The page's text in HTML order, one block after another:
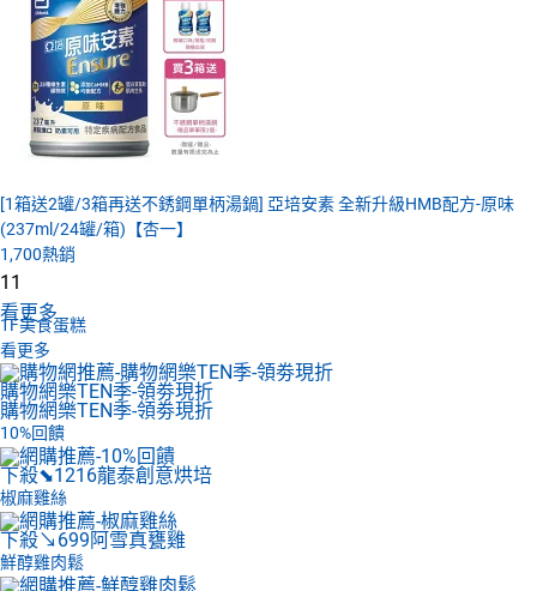
[1箱送2罐/3箱再送不銹鋼單柄湯鍋] 亞培安素 全新升級HMB配方-原味
(237ml/24罐/箱)【杏一】
1,700熱銷
11
看更多
1F美食蛋糕
看更多
購物網樂TEN季-領劵現折
購物網樂TEN季-領劵現折
10%回饋
下殺⬊1216龍泰創意烘培
椒麻雞絲
下殺↘699阿雪真甕雞
鮮醇雞肉鬆